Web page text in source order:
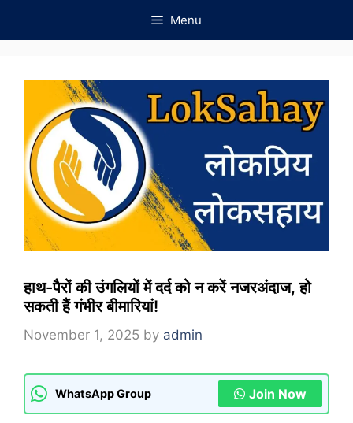
Menu
हाथ-पैरों की उंगलियों में दर्द को न करें नजरअंदाज, हो
सकती हैं गंभीर बीमारियां!
November 1, 2025 by admin
WhatsApp Group Join Now